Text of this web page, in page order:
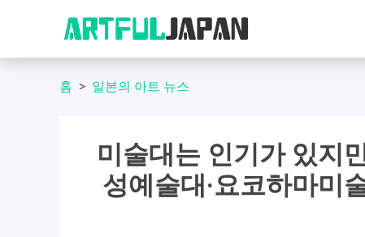
홈 일본의 아트 뉴스
미술대는 인기가 있지
성예술대·요코하마미